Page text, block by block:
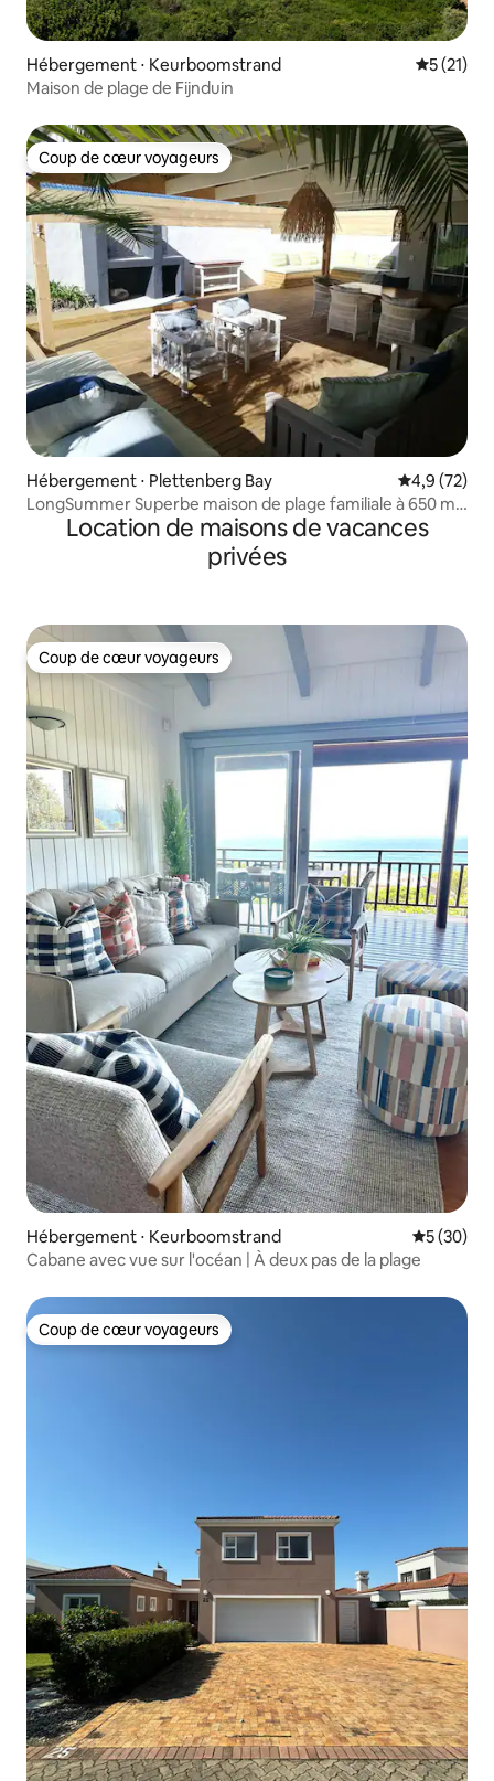
Hébergement ⋅ Keurboomstrand
5 (21)
Maison de plage de Fijnduin
Coup de cœur voyageurs
Coup de cœur voyageurs
Hébergement ⋅ Plettenberg Bay Évaluation
4,9 (72)
LongSummer Superbe maison de plage familiale à 650 m
de la plage
Location de maisons de vacances
privées
Coup de cœur voyageurs
Coup de cœur voyageurs
Hébergement ⋅ Keurboomstrand
5 (30)
Cabane avec vue sur l'océan | À deux pas de la plage
Coup de cœur voyageurs
Coup de cœur voyageurs